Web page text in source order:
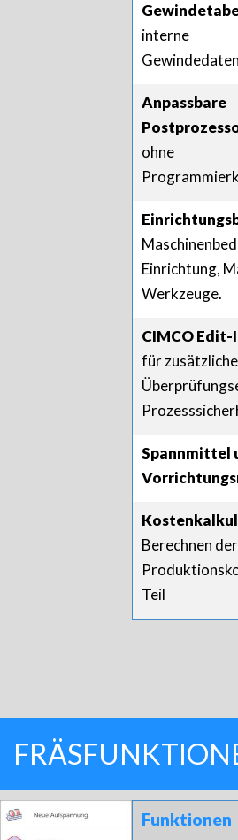
interne
Anpassbare
ohne
Einrichtung,
Werkzeuge.
CIMCO
für zusätzliche
Spannmittel
Berechnen der
Teil
Funktionen